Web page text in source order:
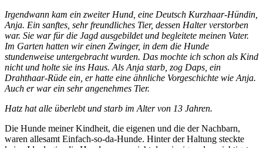
Irgendwann kam ein zweiter Hund, eine Deutsch Kurzhaar-Hündin,
Anja. Ein sanftes, sehr freundliches Tier, dessen Halter verstorben
war. Sie war für die Jagd ausgebildet und begleitete meinen Vater.
Im Garten hatten wir einen Zwinger, in dem die Hunde
stundenweise untergebracht wurden. Das mochte ich schon als Kind
nicht und holte sie ins Haus. Als Anja starb, zog Daps, ein
Drahthaar-Rüde ein, er hatte eine ähnliche Vorgeschichte wie Anja.
Auch er war ein sehr angenehmes Tier.
Hatz hat alle überlebt und starb im Alter von 13 Jahren.
Die Hunde meiner Kindheit, die eigenen und die der Nachbarn,
waren allesamt Einfach-so-da-Hunde. Hinter der Haltung steckte